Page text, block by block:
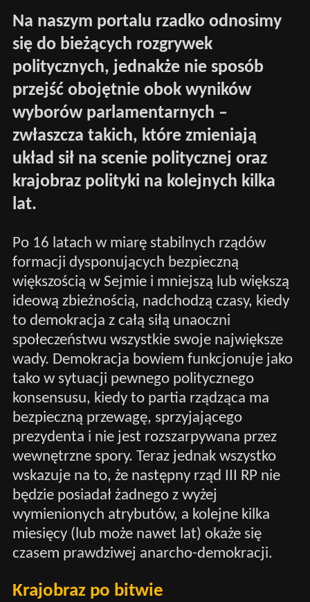
Na naszym portalu rzadko odnosimy
się do bieżących rozgrywek
politycznych, jednakże nie sposób
przejść obojętnie obok wyników
wyborów parlamentarnych –
zwłaszcza takich, które zmieniają
układ sił na scenie politycznej oraz
krajobraz polityki na kolejnych kilka
lat.
Po 16 latach w miarę stabilnych rządów
formacji dysponujących bezpieczną
większością w Sejmie i mniejszą lub większą
ideową zbieżnością, nadchodzą czasy, kiedy
to demokracja z całą siłą unaoczni
społeczeństwu wszystkie swoje największe
wady. Demokracja bowiem funkcjonuje jako
tako w sytuacji pewnego politycznego
konsensusu, kiedy to partia rządząca ma
bezpieczną przewagę, sprzyjającego
prezydenta i nie jest rozszarpywana przez
wewnętrzne spory. Teraz jednak wszystko
wskazuje na to, że następny rząd III RP nie
będzie posiadał żadnego z wyżej
wymienionych atrybutów, a kolejne kilka
miesięcy (lub może nawet lat) okaże się
czasem prawdziwej anarcho-demokracji.
Krajobraz po bitwie